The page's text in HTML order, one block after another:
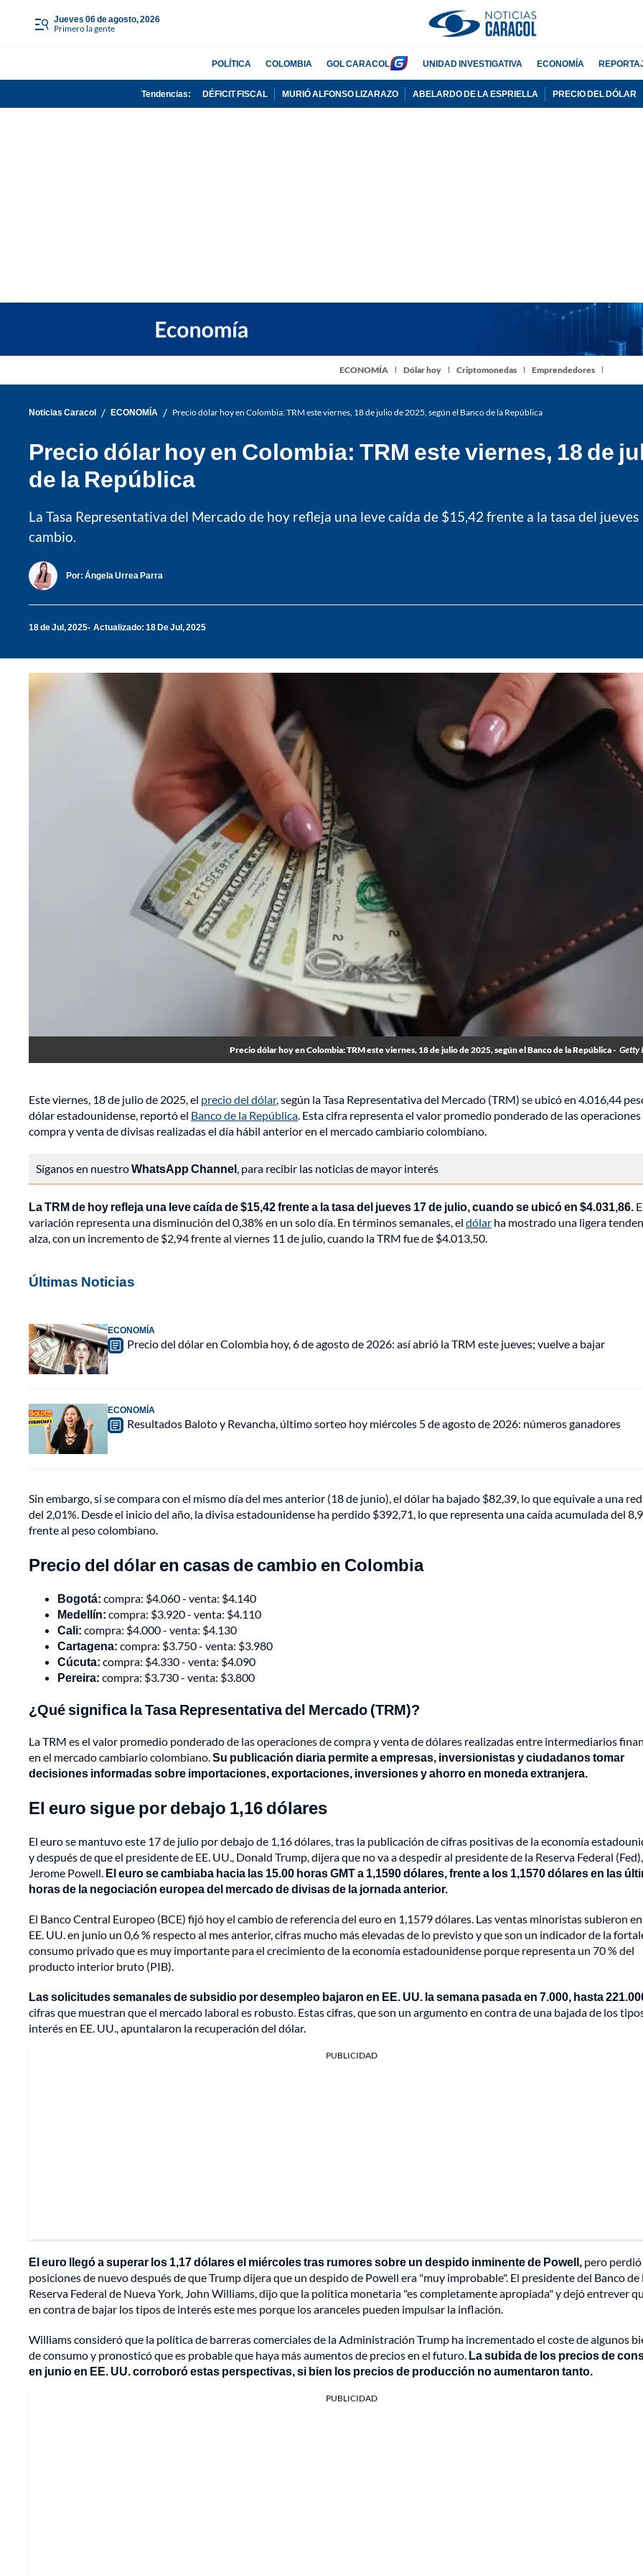
jueves 06 de agosto, 2026
Primero la gente
POLÍTICA COLOMBIA GOL CARACOL UNIDAD INVESTIGATIVA ECONOMÍA
Tendencias: DÉFICIT FISCAL MURIÓ ALFONSO LIZARAZO ABELARDO DE LA ESPRIELLA PRECIO DEL DÓLAR
ECONOMÍA Dólar hoy Criptomonedas Emprendedores
Noticias Caracol / ECONOMÍA / Precio dólar hoy en Colombia: TRM este viernes, 18 de julio de 2025, según el Banco de la República
Precio dólar hoy en Colombia: TRM este viernes, 18 de
de la República
La Tasa Representativa del Mercado de hoy refleja una leve caída de $15,42 frente a la tasa del
cambio.
Por: Ángela Urrea Parra
18 de Jul, 2025 Actualizado: 18 De Jul, 2025
Precio dólar hoy en Colombia: TRM este viernes, 18 de julio de 2025, según el Banco de la República - Getty
Este viernes, 18 de julio de 2025, el precio del dólar, según la Tasa Representativa del Mercado (TRM) se ubicó en 4.016,44
dólar estadounidense, reportó el Banco de la República. Esta cifra representa el valor promedio ponderado de las operaciones
compra y venta de divisas realizadas el día hábil anterior en el mercado cambiario colombiano.
Síganos en nuestroWhatsApp Channel, para recibir las noticias de mayor interés
La TRM de hoy refleja una leve caída de $15,42 frente a la tasa del jueves 17 de julio, cuando se ubicó en $4.031,86.
variación representa una disminución del 0,38% en un solo día. En términos semanales, el dólar ha mostrado una ligera
alza, con un incremento de $2,94 frente al viernes 11 de julio, cuando la TRM fue de $4.013,50.
Últimas Noticias
ECONOMÍA
Precio del dólar en Colombia hoy, 6 de agosto de 2026: así abrió la TRM este jueves; vuelve a bajar
ECONOMÍA
Resultados Baloto y Revancha, último sorteo hoy miércoles 5 de agosto de 2026: números ganadores
Sin embargo, si se compara con el mismo día del mes anterior (18 de junio), el dólar ha bajado $82,39, lo que equivale a una
del 2,01%. Desde el inicio del año, la divisa estadounidense ha perdido $392,71, lo que representa una caída acumulada del
frente al peso colombiano.
Precio del dólar en casas de cambio en Colombia
Bogotá: compra: $4.060 - venta: $4.140
Medellín: compra: $3.920 - venta: $4.110
Cali: compra: $4.000 - venta: $4.130
Cartagena: compra: $3.750 - venta: $3.980
Cúcuta: compra: $4.330 - venta: $4.090
Pereira: compra: $3.730 - venta: $3.800
¿Qué significa la Tasa Representativa del Mercado (TRM)?
La TRM es el valor promedio ponderado de las operaciones de compra y venta de dólares realizadas entre intermediarios
en el mercado cambiario colombiano.Su publicación diaria permite a empresas, inversionistas y ciudadanos tomar
decisiones informadas sobre importaciones, exportaciones, inversiones y ahorro en moneda extranjera.
El euro sigue por debajo 1,16 dólares
El euro se mantuvo este 17 de julio por debajo de 1,16 dólares, tras la publicación de cifras positivas de la economía
y después de que el presidente de EE. UU., Donald Trump, dijera que no va a despedir al presidente de la Reserva Federal (Fed),
Jerome Powell. El euro se cambiaba hacia las 15.00 horas GMT a 1,1590 dólares, frente a los 1,1570 dólares en las
horas de la negociación europea del mercado de divisas de la jornada anterior.
El Banco Central Europeo (BCE) fijó hoy el cambio de referencia del euro en 1,1579 dólares. Las ventas minoristas subieron en
EE. UU. en junio un 0,6 % respecto al mes anterior, cifras mucho más elevadas de lo previsto y que son un indicador de la
consumo privado que es muy importante para el crecimiento de la economía estadounidense porque representa un 70 % del
producto interior bruto (PIB).
Las solicitudes semanales de subsidio por desempleo bajaron en EE. UU. la semana pasada en 7.000, hasta
cifras que muestran que el mercado laboral es robusto. Estas cifras, que son un argumento en contra de una bajada de los
interés en EE. UU., apuntalaron la recuperación del dólar.
PUBLICIDAD
El euro llegó a superar los 1,17 dólares el miércoles tras rumores sobre un despido inminente de Powell, pero perdió
posiciones de nuevo después de que Trump dijera que un despido de Powell era "muy improbable". El presidente del Banco de
Reserva Federal de Nueva York, John Williams, dijo que la política monetaria "es completamente apropiada" y dejó entrever
en contra de bajar los tipos de interés este mes porque los aranceles pueden impulsar la inflación.
Williams consideró que la política de barreras comerciales de la Administración Trump ha incrementado el coste de algunos
de consumo y pronosticó que es probable que haya más aumentos de precios en el futuro. La subida de los precios de
en junio en EE. UU. corroboró estas perspectivas, si bien los precios de producción no aumentaron tanto.
PUBLICIDAD